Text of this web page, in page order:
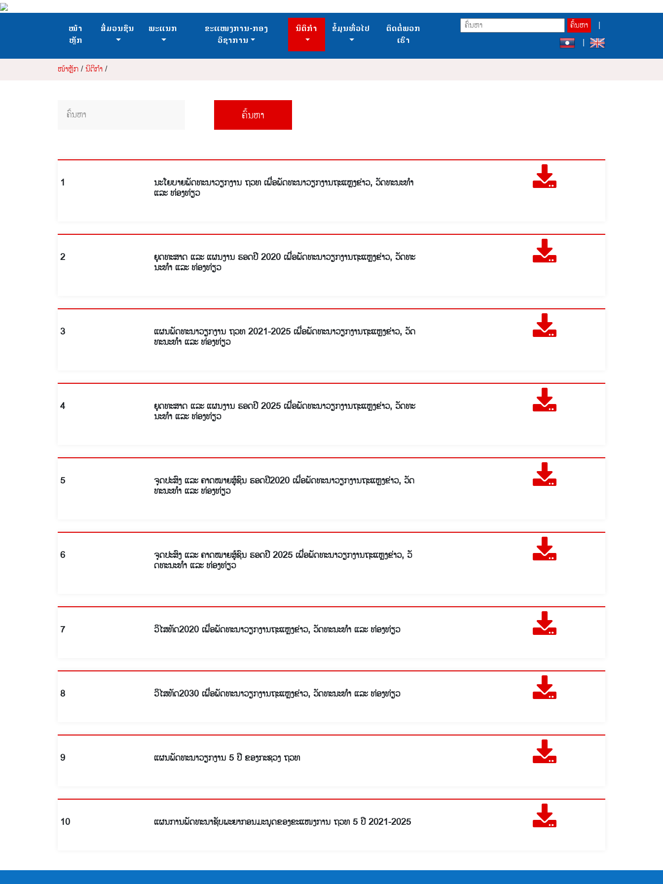
ໜ້າ
ຫຼັກ
ສື່ມວນຊົນ ພະແນກ
ຂະແໜງການ-ກອງ
ວິຊາການ
ນິຕິກຳ ຂໍ້ມູນທົ່ວໄປ
ຕິດຕໍ່ພວກ
ເຮົາ
ຄົ້ນຫາ
ໜ້າຫຼັກ /ນິຕິກຳ /
ຄົ້ນຫາ
1
ນະໂຍບາຍພັດທະນາວຽກງານ ຖວທ ເພື່ອພັດທະນາວຽກງານຖະແຫຼງຂ່າວ, ວັດທະນະທໍາ
ແລະ ທ່ອງທ່ຽວ
2
ຍຸດທະສາດ ແລະ ແຜນງານ ຮອດປີ 2020 ເພື່ອພັດທະນາວຽກງານຖະແຫຼງຂ່າວ, ວັດທະ
ນະທໍາ ແລະ ທ່ອງທ່ຽວ
3
ແຜນພັດທະນາວຽກງານ ຖວທ 2021-2025 ເພື່ອພັດທະນາວຽກງານຖະແຫຼງຂ່າວ, ວັດ
ທະນະທໍາ ແລະ ທ່ອງທ່ຽວ
4
ຍຸດທະສາດ ແລະ ແຜນງານ ຮອດປີ 2025 ເພື່ອພັດທະນາວຽກງານຖະແຫຼງຂ່າວ, ວັດທະ
ນະທໍາ ແລະ ທ່ອງທ່ຽວ
5
ຈຸດປະສົງ ແລະ ຄາດໝາຍສູ້ຊົນ ຮອດປີ2020 ເພື່ອພັດທະນາວຽກງານຖະແຫຼງຂ່າວ, ວັດ
ທະນະທໍາ ແລະ ທ່ອງທ່ຽວ
6
ຈຸດປະສົງ ແລະ ຄາດໝາຍສູ້ຊົນ ຮອດປີ 2025 ເພື່ອພັດທະນາວຽກງານຖະແຫຼງຂ່າວ, ວັ
ດທະນະທໍາ ແລະ ທ່ອງທ່ຽວ
7 ວິໄສທັດ2020 ເພື່ອພັດທະນາວຽກງານຖະແຫຼງຂ່າວ, ວັດທະນະທໍາ ແລະ ທ່ອງທ່ຽວ
8 ວິໄສທັດ2030 ເພື່ອພັດທະນາວຽກງານຖະແຫຼງຂ່າວ, ວັດທະນະທໍາ ແລະ ທ່ອງທ່ຽວ
9 ແຜນພັດທະນາວຽກງານ 5 ປີ ຂອງກະຊວງ ຖວທ
10 ແຜນການພັດທະນາຊັບພະຍາກອນມະນຸດຂອງຂະແໜງການ ຖວທ 5 ປີ 2021-2025